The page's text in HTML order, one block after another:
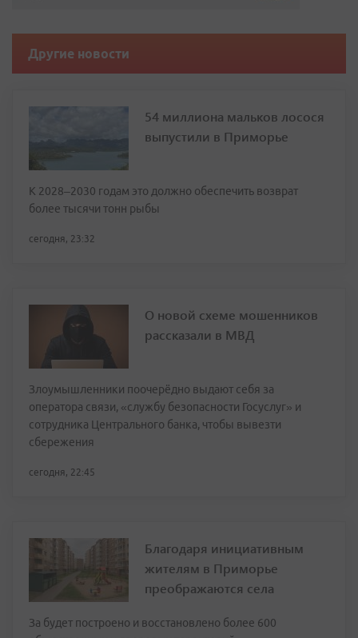
Другие новости
54 миллиона мальков лосося
выпустили в Приморье
К 2028–2030 годам это должно обеспечить возврат
более тысячи тонн рыбы
сегодня, 23:32
О новой схеме мошенников
рассказали в МВД
Злоумышленники поочерёдно выдают себя за
оператора связи, «службу безопасности Госуслуг» и
сотрудника Центрального банка, чтобы вывезти
сбережения
сегодня, 22:45
Благодаря инициативным
жителям в Приморье
преображаются села
За будет построено и восстановлено более 600